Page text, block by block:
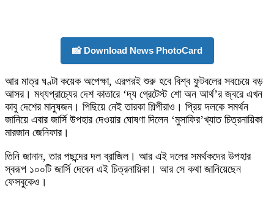
📸 Download News PhotoCard
আর মাত্র ঘণ্টা কয়েক অপেক্ষা, এরপরই শুরু হবে বিশ্ব ফুটবলের সবচেয়ে বড়
আসর। মধ্যপ্রাচ্যের দেশ কাতারে ‘দ্য গ্রেটেস্ট শো অন আর্থ’র জ্বরে এখন
কাবু দেশের মানুষজন। পিছিয়ে নেই তারকা শিল্পীরাও। প্রিয় দলকে সমর্থন
জানিয়ে এবার জার্সি উপহার দেওয়ার ঘোষণা দিলেন ‘মুসাফির’খ্যাত চিত্রনায়িকা
মারজান জেনিফার।
তিনি জানান, তার পছন্দের দল ব্রাজিল। আর এই দলের সমর্থকদের উপহার
স্বরূপ ১০০টি জার্সি দেবেন এই চিত্রনায়িকা। আর সে কথা জানিয়েছেন
ফেসবুকেও।